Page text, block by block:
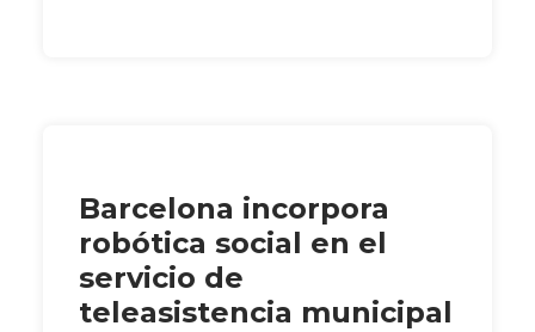
Barcelona incorpora
robótica social en el
servicio de
teleasistencia municipal